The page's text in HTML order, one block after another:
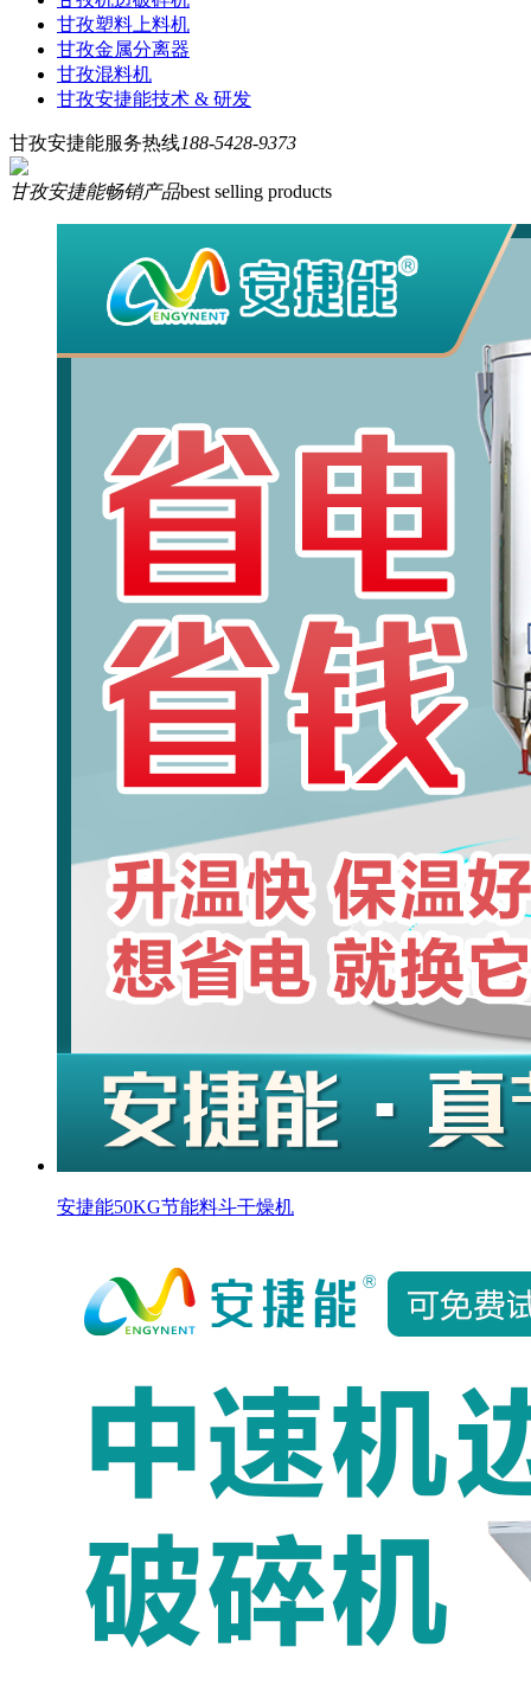
甘孜塑料上料机
甘孜金属分离器
甘孜混料机
甘孜安捷能技术 & 研发
甘孜安捷能服务热线188-5428-9373
甘孜安捷能畅销产品best selling products
安捷能50KG节能料斗干燥机